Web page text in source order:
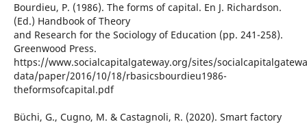
Bourdieu, P. (1986). The forms of capital. En J. Richardson.
(Ed.) Handbook of Theory
and Research for the Sociology of Education (pp. 241-258).
Greenwood Press.
https://www.socialcapitalgateway.org/sites/
data/paper/2016/10/18/rbasicsbourdieu1986-
theformsofcapital.pdf
Büchi, G., Cugno, M. & Castagnoli, R. (2020). Smart factory